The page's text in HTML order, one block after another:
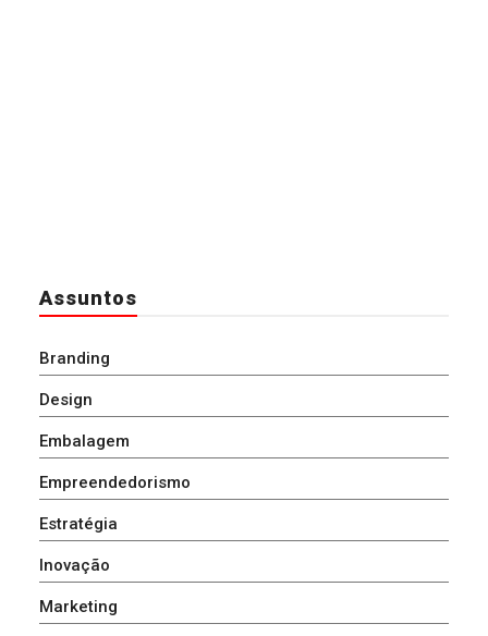
Assuntos
Branding
Design
Embalagem
Empreendedorismo
Estratégia
Inovação
Marketing